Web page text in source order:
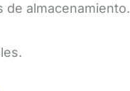
de almacenamiento.